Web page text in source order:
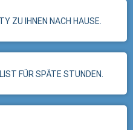
ZU IHNEN NACH HAUSE.
FÜR SPÄTE STUNDEN.